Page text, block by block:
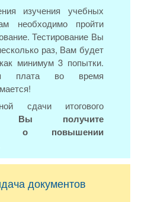
изучения учебных
необходимо пройти
Тестирование Вы
раз, Вам будет
минимум 3 попытки.
плата во время
сдачи итогового
Вы получите
о повышении
документов